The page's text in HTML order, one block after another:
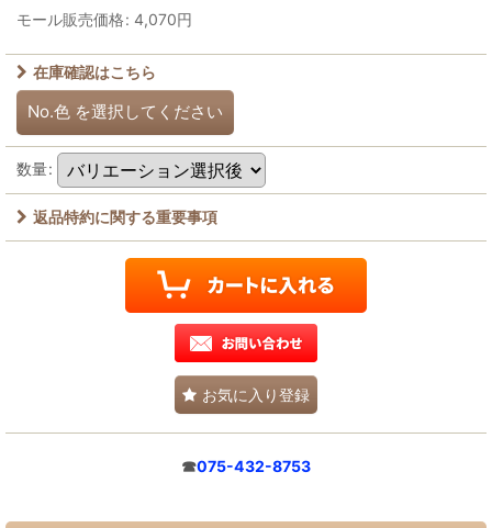
モール販売価格: 4,070円
在庫確認はこちら
No.色 を選択してください
数量:
返品特約に関する重要事項
お気に入り登録
☎075-432-8753